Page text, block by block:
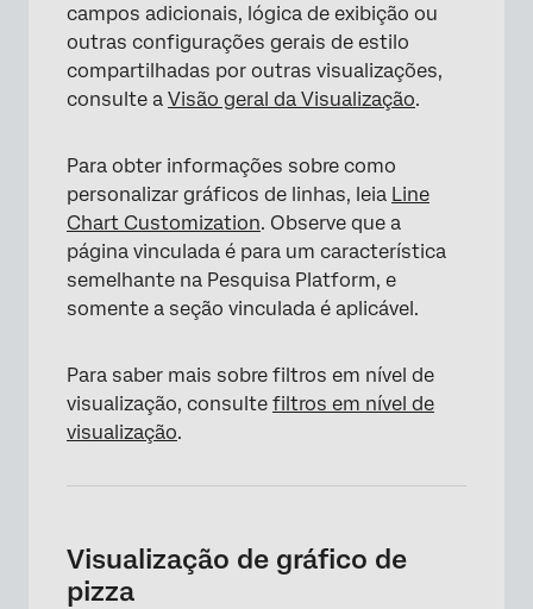
campos adicionais, lógica de exibição ou
outras configurações gerais de estilo
compartilhadas por outras visualizações,
consulte a Visão geral da Visualização.
Para obter informações sobre como
personalizar gráficos de linhas, leia Line
Chart Customization. Observe que a
página vinculada é para um característica
semelhante na Pesquisa Platform, e
somente a seção vinculada é aplicável.
Para saber mais sobre filtros em nível de
visualização, consulte filtros em nível de
visualização.
Visualização de gráfico de
pizza